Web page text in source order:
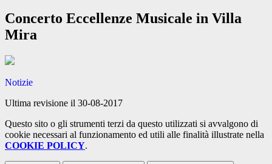
Concerto Eccellenze Musicale in Villa
Mira
Notizie
Ultima revisione il 30-08-2017
Questo sito o gli strumenti terzi da questo utilizzati si avvalgono di
cookie necessari al funzionamento ed utili alle finalità illustrate nella
COOKIE POLICY.